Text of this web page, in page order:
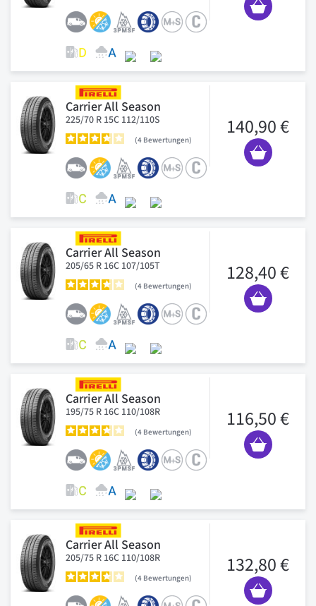
Carrier All Season
225/70 R 15C 112/110S
4 Bewertungen
140,90 €
Carrier All Season
205/65 R 16C 107/105T
4 Bewertungen
128,40 €
Carrier All Season
195/75 R 16C 110/108R
4 Bewertungen
116,50 €
Carrier All Season
205/75 R 16C 110/108R
4 Bewertungen
132,80 €